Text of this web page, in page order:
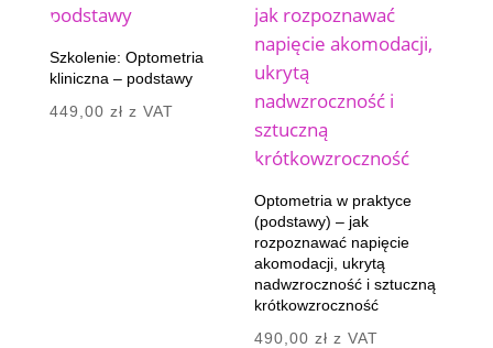
Szkolenie: Optometria
kliniczna – podstawy
449,00 zł z VAT
Optometria w praktyce
(podstawy) – jak
rozpoznawać napięcie
akomodacji, ukrytą
nadwzroczność i sztuczną
krótkowzroczność
490,00zł z VAT